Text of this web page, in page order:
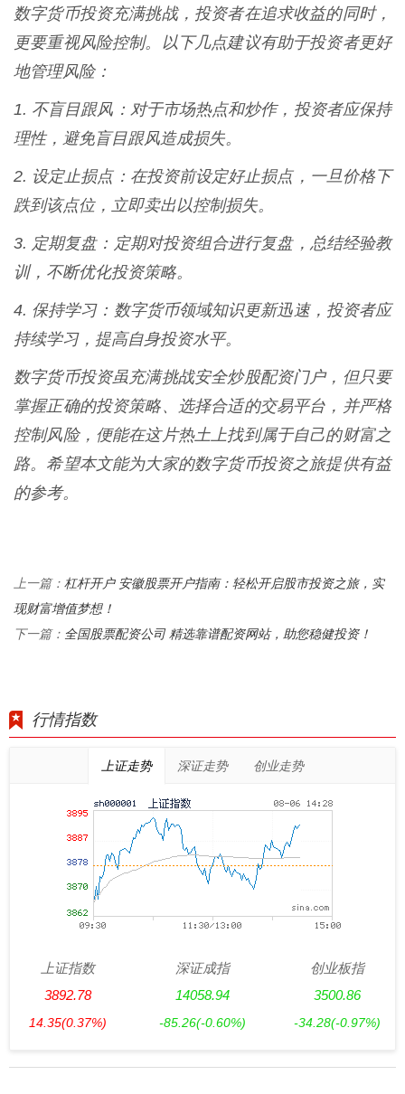
数字货币投资充满挑战，投资者在追求收益的同时，
更要重视风险控制。以下几点建议有助于投资者更好
地管理风险：
1. 不盲目跟风：对于市场热点和炒作，投资者应保持
理性，避免盲目跟风造成损失。
2. 设定止损点：在投资前设定好止损点，一旦价格下
跌到该点位，立即卖出以控制损失。
3. 定期复盘：定期对投资组合进行复盘，总结经验教
训，不断优化投资策略。
4. 保持学习：数字货币领域知识更新迅速，投资者应
持续学习，提高自身投资水平。
数字货币投资虽充满挑战安全炒股配资门户，但只要
掌握正确的投资策略、选择合适的交易平台，并严格
控制风险，便能在这片热土上找到属于自己的财富之
路。希望本文能为大家的数字货币投资之旅提供有益
的参考。
上一篇： 杠杆开户 安徽股票开户指南：轻松开启股市投资之旅，实
现财富增值梦想！
下一篇： 全国股票配资公司 精选靠谱配资网站，助您稳健投资！
行情指数
上证走势 深证走势 创业走势
上证指数
3892.78
14.35(0.37%)
深证成指
14058.94
-85.26(-0.60%)
创业板指
3500.86
-34.28(-0.97%)